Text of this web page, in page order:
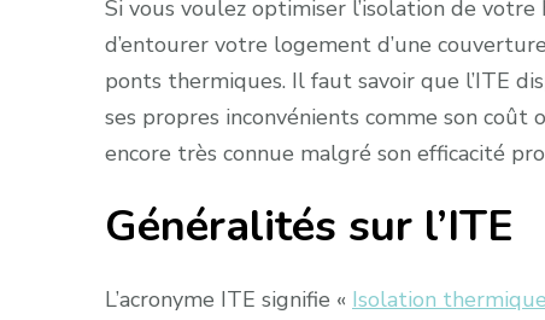
Si vous voulez optimiser l’isolation de
d’entourer votre logement d’une
ponts thermiques. Il faut savoir que l’ITE
ses propres inconvénients comme son
encore très connue malgré son efficacité
Généralités sur l’ITE
L’acronyme ITE signifie « Isolation